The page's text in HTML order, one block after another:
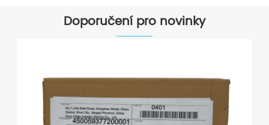
Doporučení pro novinky